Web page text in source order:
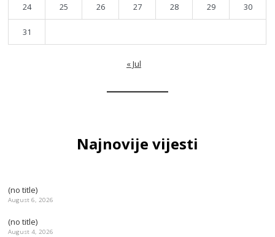
24 25 26 27 28 29 30
31
« Jul
Najnovije vijesti
(no title)
August 6, 2026
(no title)
August 4, 2026